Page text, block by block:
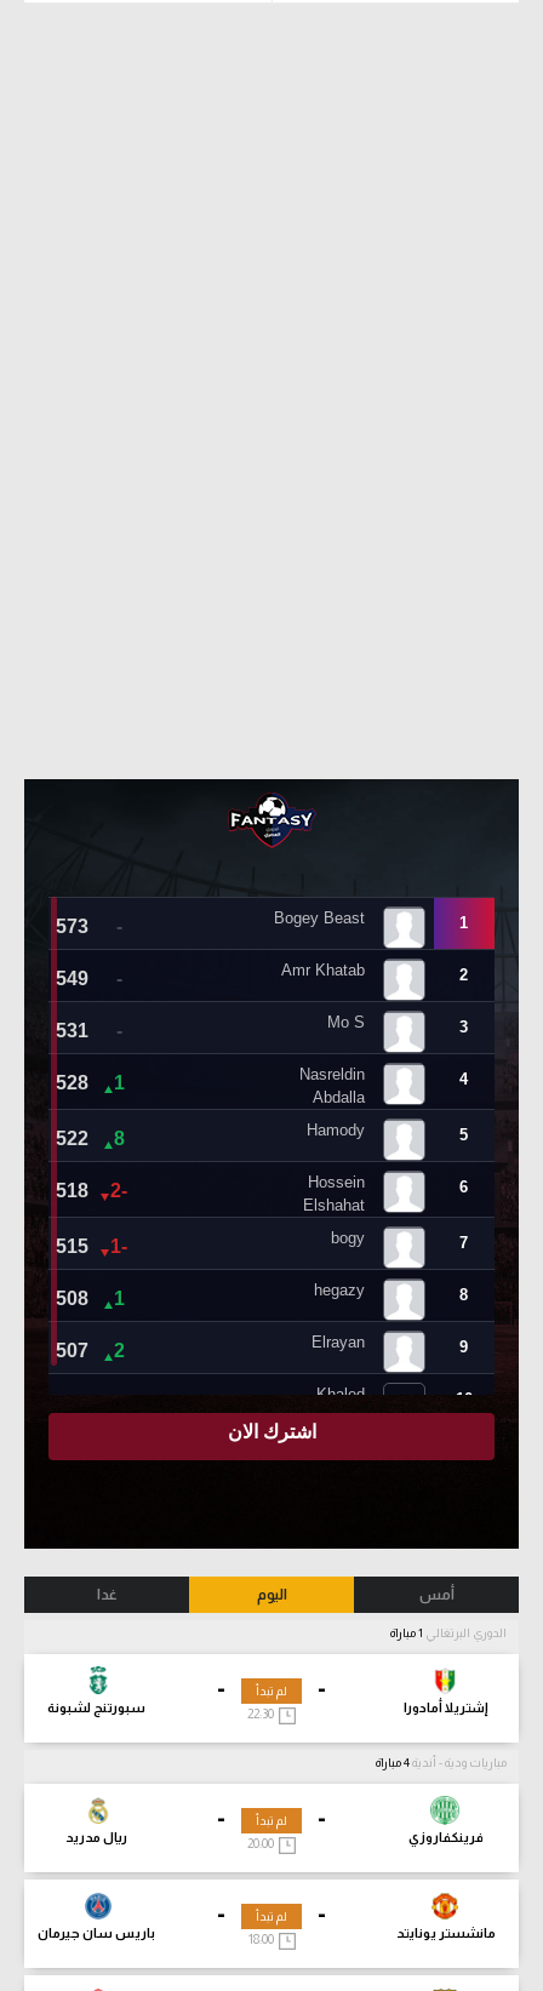
أمس اليوم غدا
الدوري البرتغالي
-
إشتريلا أمادورا
-
سبورتنج لشبونة
لم تبدأ
مباريات ودية - أندية
-
فرينكفاروزي
-
ريال مدريد
لم تبدأ
-
مانشستر يونايتد
-
باريس سان جيرمان
لم تبدأ
18:00